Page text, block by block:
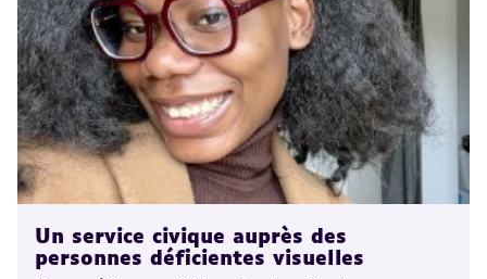
Un service civique auprès des
personnes déficientes visuelles